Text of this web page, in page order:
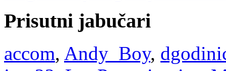
Prisutni jabučari
accom, Andy_Boy,